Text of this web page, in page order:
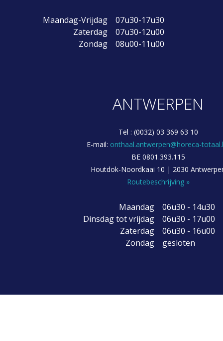
Maandag-Vrijdag
Zaterdag
Zondag
07u30-17u30
07u30-12u00
08u00-11u00
ANTWERPEN
Tel : (0032) 03 369 63 10
E-mail: onthaal.antwerpen@horeca-
BE 0801.393.115
Houtdok-Noordkaai 10 | 2030
Routebeschrijving »
Maandag
Dinsdag tot vrijdag
Zaterdag
Zondag
06u30 - 14u30
06u30 - 17u00
06u30 - 16u00
gesloten